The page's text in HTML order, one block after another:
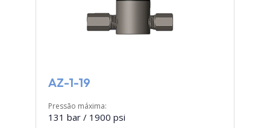
AZ-1-19
Pressão máxima:
131 bar / 1900 psi